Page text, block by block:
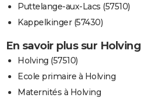
Puttelange-aux-Lacs (57510)
Kappelkinger (57430)
En savoir plus sur Holving
Holving (57510)
Ecole primaire à Holving
Maternités à Holving